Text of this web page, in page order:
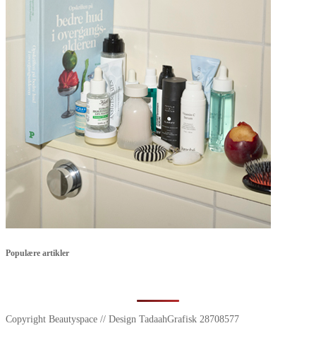
Populære artikler
Copyright Beautyspace // Design TadaahGrafisk 28708577